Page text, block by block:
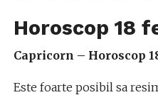
Horoscop 18
Capricorn – Horoscop
Este foarte posibil sa